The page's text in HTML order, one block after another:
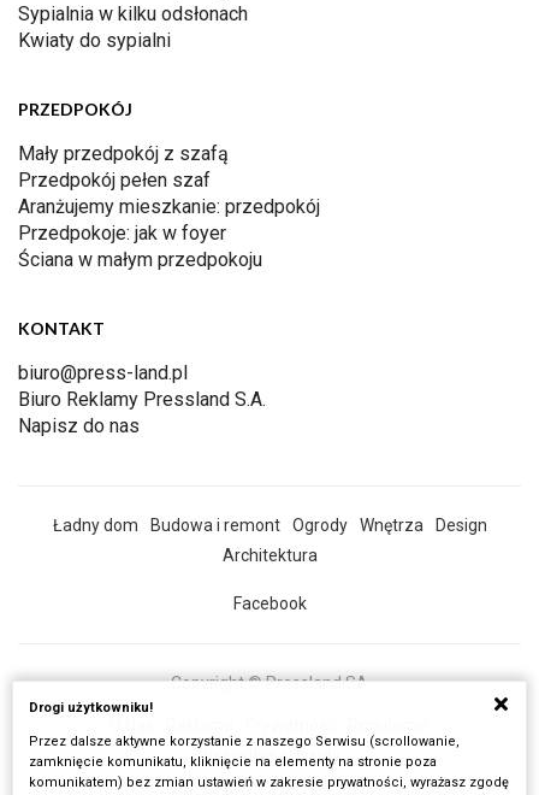
Sypialnia w kilku odsłonach
Kwiaty do sypialni
PRZEDPOKÓJ
Mały przedpokój z szafą
Przedpokój pełen szaf
Aranżujemy mieszkanie: przedpokój
Przedpokoje: jak w foyer
Ściana w małym przedpokoju
KONTAKT
biuro@press-land.pl
Biuro Reklamy Pressland S.A.
Napisz do nas
Ładny dom Budowa i remont Ogrody Wnętrza
Design
Architektura
Facebook
Copyright © Pressland SA
Wszystkie artykuły
Drogi użytkowniku!
Przez dalsze aktywne korzystanie z naszego Serwisu (scrollowanie,
zamknięcie komunikatu, kliknięcie na elementy na stronie poza
komunikatem) bez zmian ustawień w zakresie prywatności, wyrażasz zgodę